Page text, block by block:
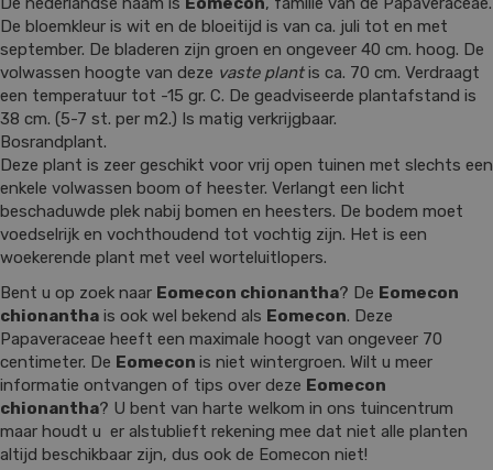
De bloemkleur is wit en de bloeitijd is van ca. juli tot en met
september. De bladeren zijn groen en ongeveer 40 cm. hoog. De
volwassen hoogte van deze vaste plantis ca. 70 cm. Verdraagt
een temperatuur tot -15 gr. C. De geadviseerde plantafstand is
38 cm. (5-7 st. per m2.) Is matig verkrijgbaar.
Bosrandplant.
Deze plant is zeer geschikt voor vrij open tuinen met slechts een
enkele volwassen boom of heester. Verlangt een licht
beschaduwde plek nabij bomen en heesters. De bodem moet
voedselrijk en vochthoudend tot vochtig zijn. Het is een
woekerende plant met veel worteluitlopers.
Bent u op zoek naar Eomecon chionantha? De Eomecon
chionantha is ook wel bekend als Eomecon. Deze
Papaveraceae heeft een maximale hoogt van ongeveer 70
centimeter. De Eomecon is niet wintergroen. Wilt u meer
informatie ontvangen of tips over deze Eomecon
chionantha? U bent van harte welkom in ons tuincentrum
maar houdt u er alstublieft rekening mee dat niet alle planten
altijd beschikbaar zijn, dus ook de Eomecon niet!